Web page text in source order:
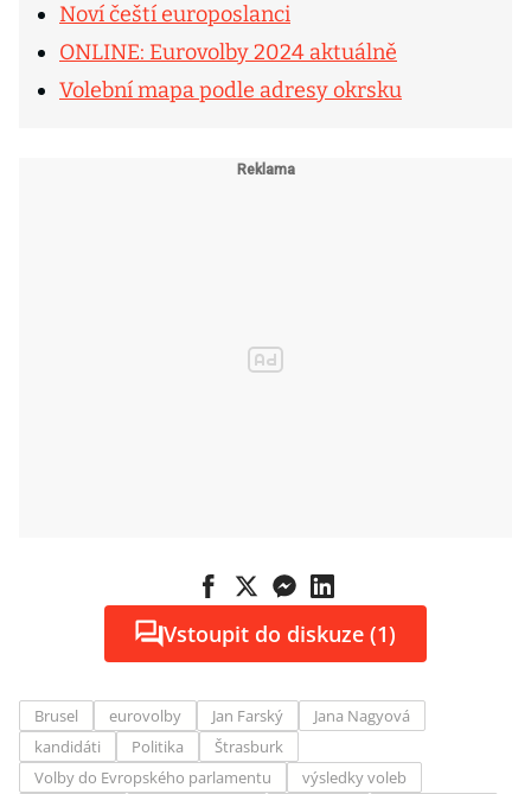
Noví čeští europoslanci
ONLINE: Eurovolby 2024 aktuálně
Volební mapa podle adresy okrsku
Vstoupit do diskuze (1)
Brusel eurovolby Jan Farský
Jana Nagyová
kandidáti
Politika
Štrasburk
Volby do Evropského parlamentu
výsledky voleb